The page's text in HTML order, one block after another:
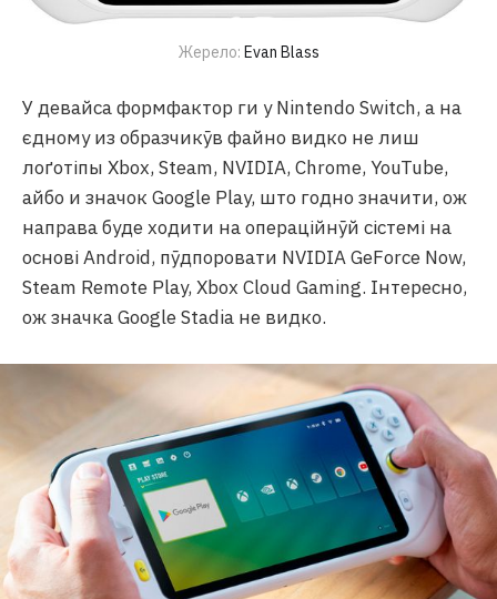
Жерело: Evan Blass
У девайса формфактор ги у Nintendo Switch, а на
єдному из образчикӯв файно видко не лиш
лоґотіпы Xbox, Steam, NVIDIA, Chrome, YouTube,
айбо и значок Google Play, што годно значити, ож
направа буде ходити на операційнӯй сістемі на
основі Android, пӯдпоровати NVIDIA GeForce Now,
Steam Remote Play, Xbox Cloud Gaming. Інтересно,
ож значка Google Stadia не видко.